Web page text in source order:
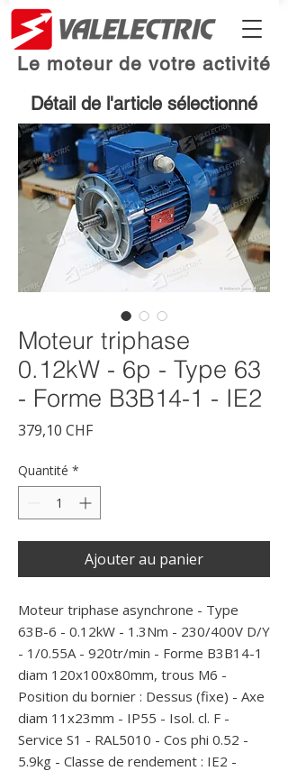
Le moteur de votre activité
Détail de l'article sélectionné
Moteur triphase
0.12kW - 6p - Type 63
- Forme B3B14-1 - IE2
379,10 CHFPrix
Quantité *
Ajouter au panier
Moteur triphase asynchrone - Type
63B-6 - 0.12kW - 1.3Nm - 230/400V D/Y
- 1/0.55A - 920tr/min - Forme B3B14-1
diam 120x100x80mm, trous M6 -
Position du bornier : Dessus (fixe) - Axe
diam 11x23mm - IP55 - Isol. cl. F -
Service S1 - RAL5010 - Cos phi 0.52 -
5.9kg - Classe de rendement : IE2 -